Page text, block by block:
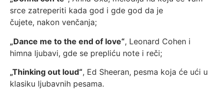
srce zatreperiti kada god i gde god da je
čujete, nakon venčanja;
„Dance me to the end of love“, Leonard Cohen i
himna ljubavi, gde se prepliću note i reči;
„Thinking out loud“, Ed Sheeran, pesma koja će ući u
klasiku ljubavnih pesama.